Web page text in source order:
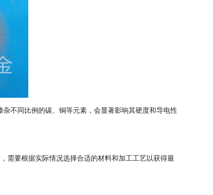
不同比例的碳、铜等元素，会显著影响其硬度和导电性
需要根据实际情况选择合适的材料和加工工艺以获得最